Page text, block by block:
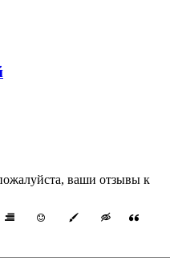
ваши отзывы к